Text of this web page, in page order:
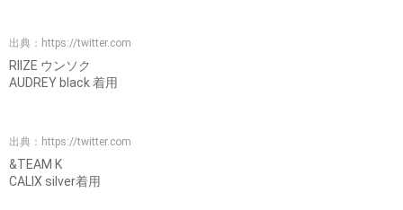
出典： https://twitter.com
RIIZE ウンソク
AUDREY black 着用
出典： https://twitter.com
&TEAM K
CALIX silver着用